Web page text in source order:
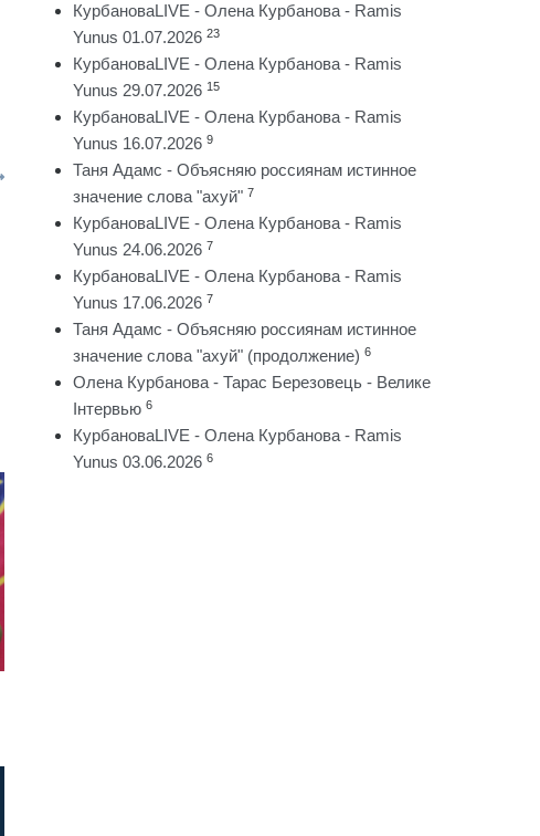
КурбановаLIVE - Олена Курбанова - Ramis
Yunus 01.07.2026 23
КурбановаLIVE - Олена Курбанова - Ramis
Yunus 29.07.2026 15
КурбановаLIVE - Олена Курбанова - Ramis
Yunus 16.07.2026 9
Таня Адамс - Объясняю россиянам истинное
значение слова "ахуй" 7
КурбановаLIVE - Олена Курбанова - Ramis
Yunus 24.06.2026 7
КурбановаLIVE - Олена Курбанова - Ramis
Yunus 17.06.2026 7
Таня Адамс - Объясняю россиянам истинное
значение слова "ахуй" (продолжение) 6
Олена Курбанова - Тарас Березовець - Велике
Інтервью 6
КурбановаLIVE - Олена Курбанова - Ramis
Yunus 03.06.2026 6